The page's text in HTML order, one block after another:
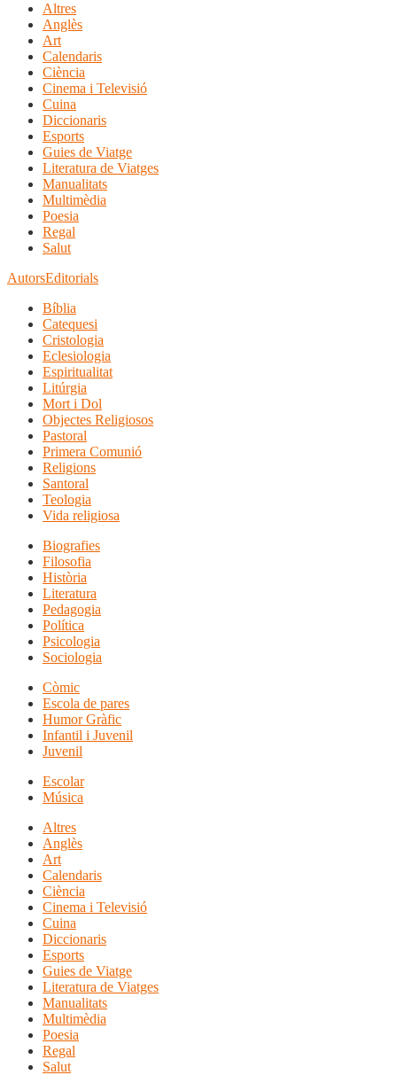
Altres
Anglès
Art
Calendaris
Ciència
Cinema i Televisió
Cuina
Diccionaris
Esports
Guies de Viatge
Literatura de Viatges
Manualitats
Multimèdia
Poesia
Regal
Salut
AutorsEditorials
Bíblia
Catequesi
Cristologia
Eclesiologia
Espiritualitat
Litúrgia
Mort i Dol
Objectes Religiosos
Pastoral
Primera Comunió
Religions
Santoral
Teologia
Vida religiosa
Biografies
Filosofia
Història
Literatura
Pedagogia
Política
Psicologia
Sociologia
Còmic
Escola de pares
Humor Gràfic
Infantil i Juvenil
Juvenil
Escolar
Música
Altres
Anglès
Art
Calendaris
Ciència
Cinema i Televisió
Cuina
Diccionaris
Esports
Guies de Viatge
Literatura de Viatges
Manualitats
Multimèdia
Poesia
Regal
Salut